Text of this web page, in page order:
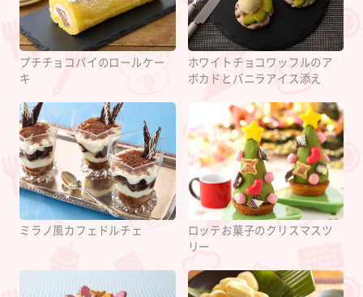
プチチョコパイのロールケー
キ
ホワイトチョコワッフルのア
ボカドとバニラアイス添え
ミラノ風カフェドルチェ
ロッテお菓子のクリスマスツ
リー